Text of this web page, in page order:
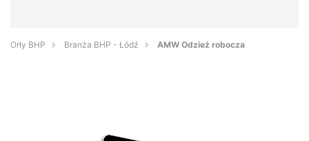
Orły BHP Branża BHP - Łódź AMW Odzież robocza